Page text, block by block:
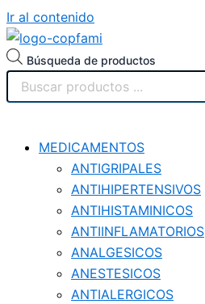
Ir al contenido
Búsqueda de productos
MEDICAMENTOS
ANTIGRIPALES
ANTIHIPERTENSIVOS
ANTIHISTAMINICOS
ANTIINFLAMATORIOS
ANALGESICOS
ANESTESICOS
ANTIALERGICOS